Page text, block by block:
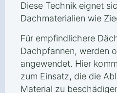
Diese Technik eignet
Dachmaterialien wie
Für empfindlichere
Dachpfannen, werden
angewendet. Hier
zum Einsatz, die die
Material zu